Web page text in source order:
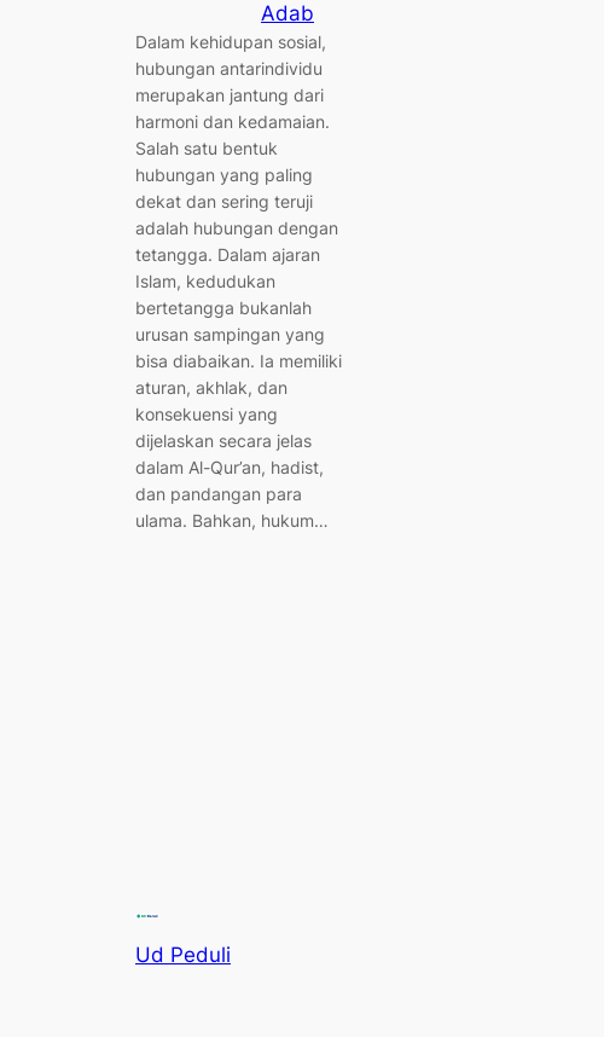
Adab
Dalam kehidupan sosial,
hubungan antarindividu
merupakan jantung dari
harmoni dan kedamaian.
Salah satu bentuk
hubungan yang paling
dekat dan sering teruji
adalah hubungan dengan
tetangga. Dalam ajaran
Islam, kedudukan
bertetangga bukanlah
urusan sampingan yang
bisa diabaikan. Ia memiliki
aturan, akhlak, dan
konsekuensi yang
dijelaskan secara jelas
dalam Al-Qur’an, hadist,
dan pandangan para
ulama. Bahkan, hukum…
Ud Peduli